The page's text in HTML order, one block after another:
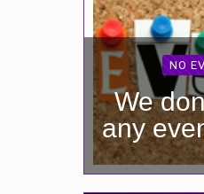
NO
We
any